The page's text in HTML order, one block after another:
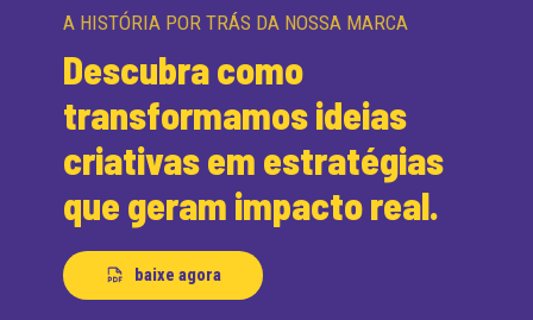
A HISTÓRIA POR TRÁS DA NOSSA MARCA
Descubra como
transformamos ideias
criativas em estratégias
que geram impacto real.
baixe agora